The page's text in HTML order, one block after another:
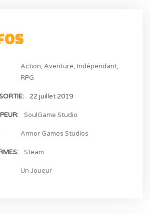
Action Aventure Indépendant
RPG
22 juillet 2019
SoulGame Studio
Armor Games Studios
Steam
Un Joueur